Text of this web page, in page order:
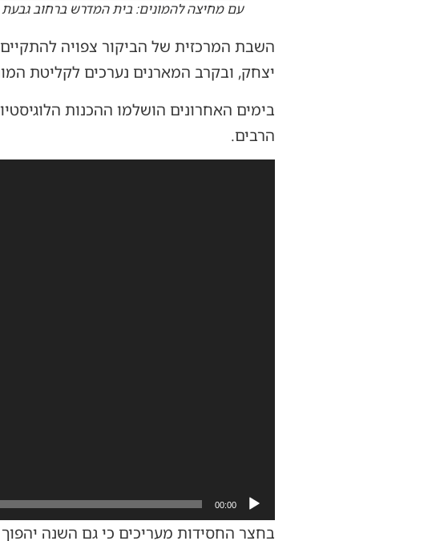
עם מחיצה להמונים: בית המדרש ברחוב
השבת המרכזית של הביקור צפויה
יצחק, ובקרב המארנים נערכים לקליטת
בימים האחרונים הושלמו ההכנות
הרבים.
00:00
בחצר החסידות מעריכים כי גם השנה